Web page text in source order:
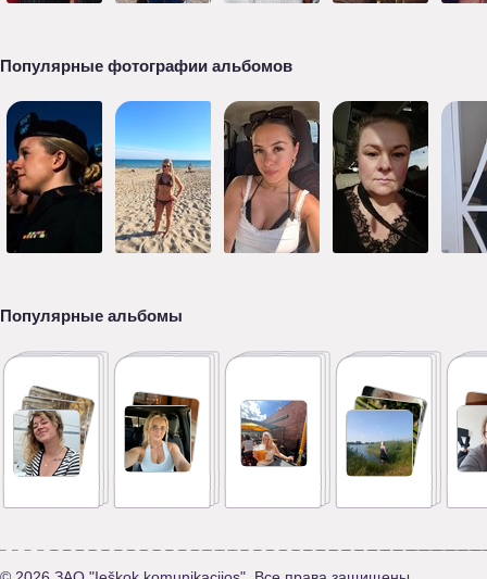
Популярные фотографии альбомов
Популярные альбомы